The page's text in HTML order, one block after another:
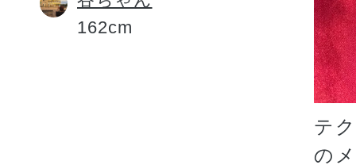
162cm
テ
の